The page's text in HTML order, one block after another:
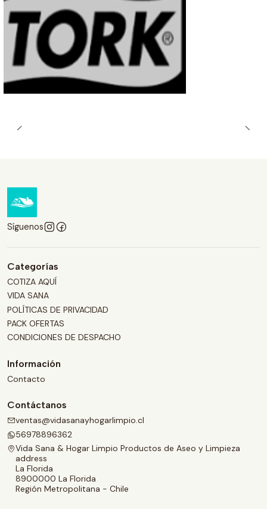
Síguenos
Categorías
COTIZA AQUÍ
VIDA SANA
POLÍTICAS DE PRIVACIDAD
PACK OFERTAS
CONDICIONES DE DESPACHO
Información
Contacto
Contáctanos
ventas@vidasanayhogarlimpio.cl
56978896362
Vida Sana & Hogar Limpio Productos de Aseo y Limpieza
address
La Florida
8900000 La Florida
Región Metropolitana - Chile